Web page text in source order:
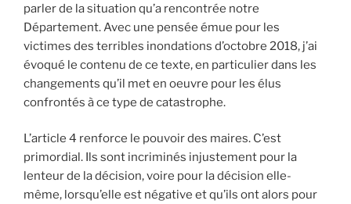
parler de la situation qu’a rencontrée notre
Département. Avec une pensée émue pour les
victimes des terribles inondations d’octobre 2018, j’ai
évoqué le contenu de ce texte, en particulier dans les
changements qu’il met en oeuvre pour les élus
confrontés à ce type de catastrophe.
L’article 4 renforce le pouvoir des maires. C’est
primordial. Ils sont incriminés injustement pour la
lenteur de la décision, voire pour la décision elle-
même, lorsqu’elle est négative et qu’ils ont alors pour